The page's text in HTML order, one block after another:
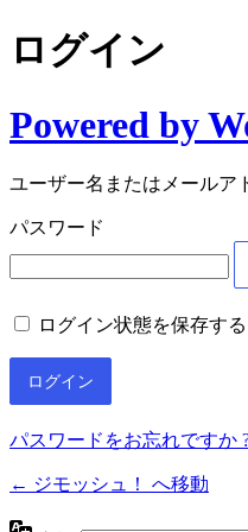
ログイン
Powered by
ユーザー名またはメールア
パスワード
ログイン状態を保存する
パスワードをお忘れですか
← ジモッシュ！ へ移動